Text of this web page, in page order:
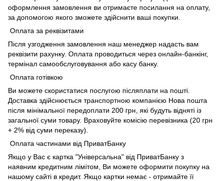
оформлення замовлення ви отримаєте посилання на оплату,
за допомогою якого зможете здійснити ваші покупки.
Оплата за реквізитами
Після узгодження замовлення наш менеджер надасть вам
реквізити рахунку. Оплата проводиться через онлайн-банкінг,
термінал самообслуговування або касу банку.
Оплата готівкою
Ви можете скористатися послугою післяплати на пошті.
Доставка здійснюється транспортною компанією Нова пошта
після мінімальної передоплати 200 грн, які будуть відняті із
загальної суми товару. Враховуйте комісію перевізника (20 грн
+ 2% від суми переказу).
Оплата частинами від ПриватБанку
Якщо у Вас є картка "Універсальна" від ПриватБанку з
наявним кредитним лімітом, Ви можете оформити покупку на
нашому сайті в кредит. Якщо картки немає - отримайте її